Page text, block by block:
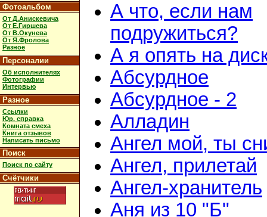
Фотоальбом
От Д.Анискевича
От Е.Гиршева
От В.Окунева
От Я.Фролова
Разное
Персоналии
Об исполнителях
Фотографии
Интервью
Разное
Ссылки
Юр. справка
Комната смеха
Книга отзывов
Написать письмо
Поиск
Поиск по сайту
Счётчики
А что, если нам
подружиться?
А я опять на
Абсурдное
Абсурдное - 2
Алладин
Ангел мой, ты
Ангел, прилетай
Ангел-хранитель
Аня из 10 "Б"